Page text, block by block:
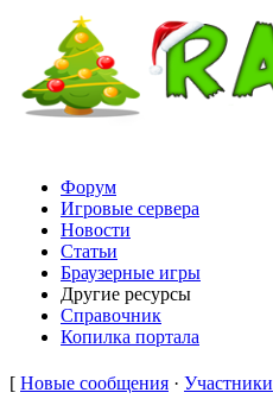
Форум
Игровые сервера
Новости
Статьи
Браузерные игры
Другие ресурсы
Справочник
Копилка портала
[ Новые сообщения · Участники